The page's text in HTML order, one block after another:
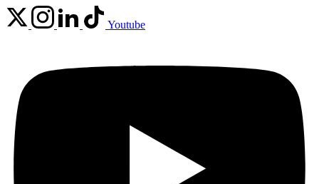
Youtube